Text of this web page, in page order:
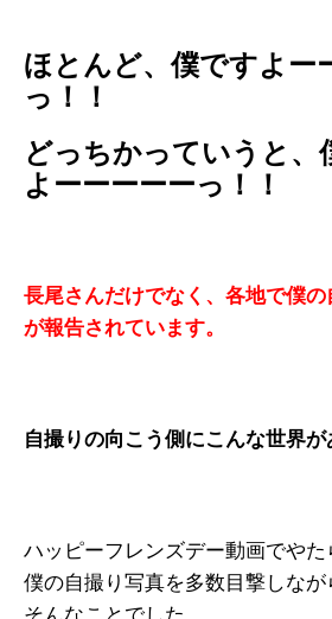
ほとんど、僕ですよー
っ！！
どっちかっていうと、
よーーーーーっ！！
長尾さんだけでなく、各地で僕
が報告されています。
自撮りの向こう側にこんな世界が
ハッピーフレンズデー動画でや
僕の自撮り写真を多数目撃しな
そんなことでした。